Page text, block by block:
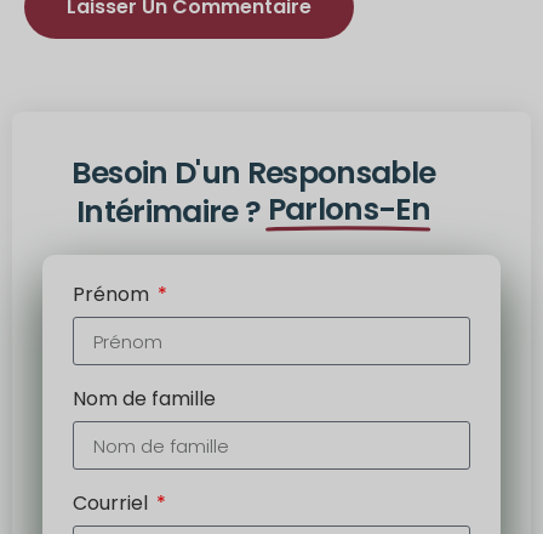
Besoin D'un Responsable
Intérimaire ? Parlons-En
Prénom
Nom de famille
Courriel